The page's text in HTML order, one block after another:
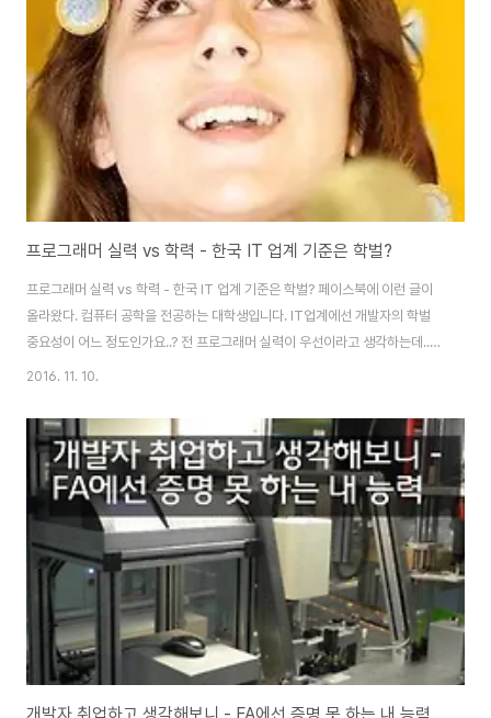
다 보면 다시 머릿속은 하얗게 백지처럼 변했었습니다. 신입 개발자가 회사 업
무 적응하는 데엔 길어야 6개월이라고 했지만, 반년이 지나도 내가 잘 아는 건
지 아리송했습니다..
프로그래머 실력 vs 학력 - 한국 IT 업계 기준은 학벌?
프로그래머 실력 vs 학력 - 한국 IT 업계 기준은 학벌? 페이스북에 이런 글이
올라왔다. 컴퓨터 공학을 전공하는 대학생입니다. IT업계에선 개발자의 학벌
중요성이 어느 정도인가요..? 전 프로그래머 실력이 우선이라고 생각하는데..
링크 -
[클릭] 한 대학생의 글에 많은 사람이 정성껏 댓글을 달았다. 아쉽게도, 댓글들
을 정독했지만 내가 원하는 내용은 없었다. 1. 내가 원하던 내용 내가 원하던 건,
이런 거다. "제가 근무하는 회사에선 이런 식으로 프로그래머 실력을 가늠합니
다.""이런 사람이 실력 좋은 개발자입니다. 이렇게 되세요.""실력이란 이런 겁
니다." 실력이란..
2016. 11. 10.